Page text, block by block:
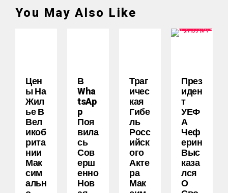
You May Also Like
Цен
Ы На
Жил
Ье В
Вел
Икоб
Рита
Нии
Мак
Сим
Альн
В
Wha
TsAp
P
Поя
Вила
Сь
Сов
Ерш
Енно
Нов
Траг
Ичес
Кая
Гибе
Ль
Росс
Ийск
Ого
Акте
Ра
Мак
През
Иден
Т
УЕФ
А
Чеф
Ерин
Выс
Каза
Лся
О